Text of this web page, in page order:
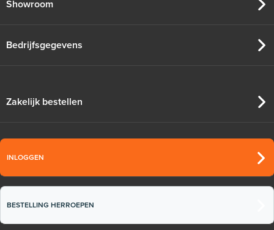
Showroom
Bedrijfsgegevens
Zakelijk bestellen
INLOGGEN
BESTELLING HERROEPEN